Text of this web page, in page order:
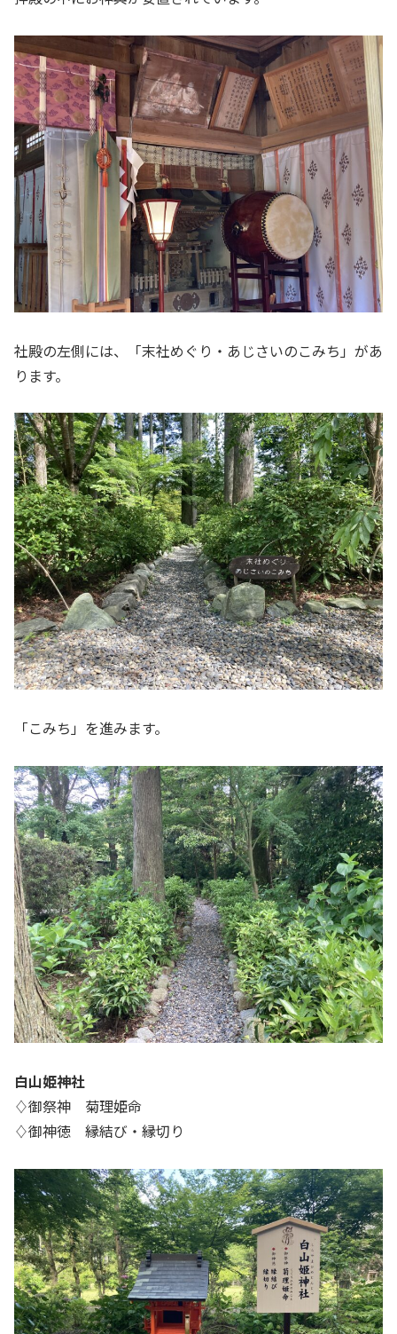
社殿の左側には、「末社めぐり・あじさいのこみち」があ
ります。
「こみち」を進みます。
白山姫神社
♢御祭神 菊理姫命
♢御神徳 縁結び・縁切り